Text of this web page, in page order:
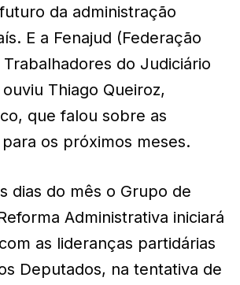
da administração
E a Fenajud (Federação
do Judiciário
Thiago Queiroz,
que falou sobre as
os próximos meses.
dias do mês o Grupo de
Administrativa iniciará
as lideranças partidárias
Deputados, na tentativa de